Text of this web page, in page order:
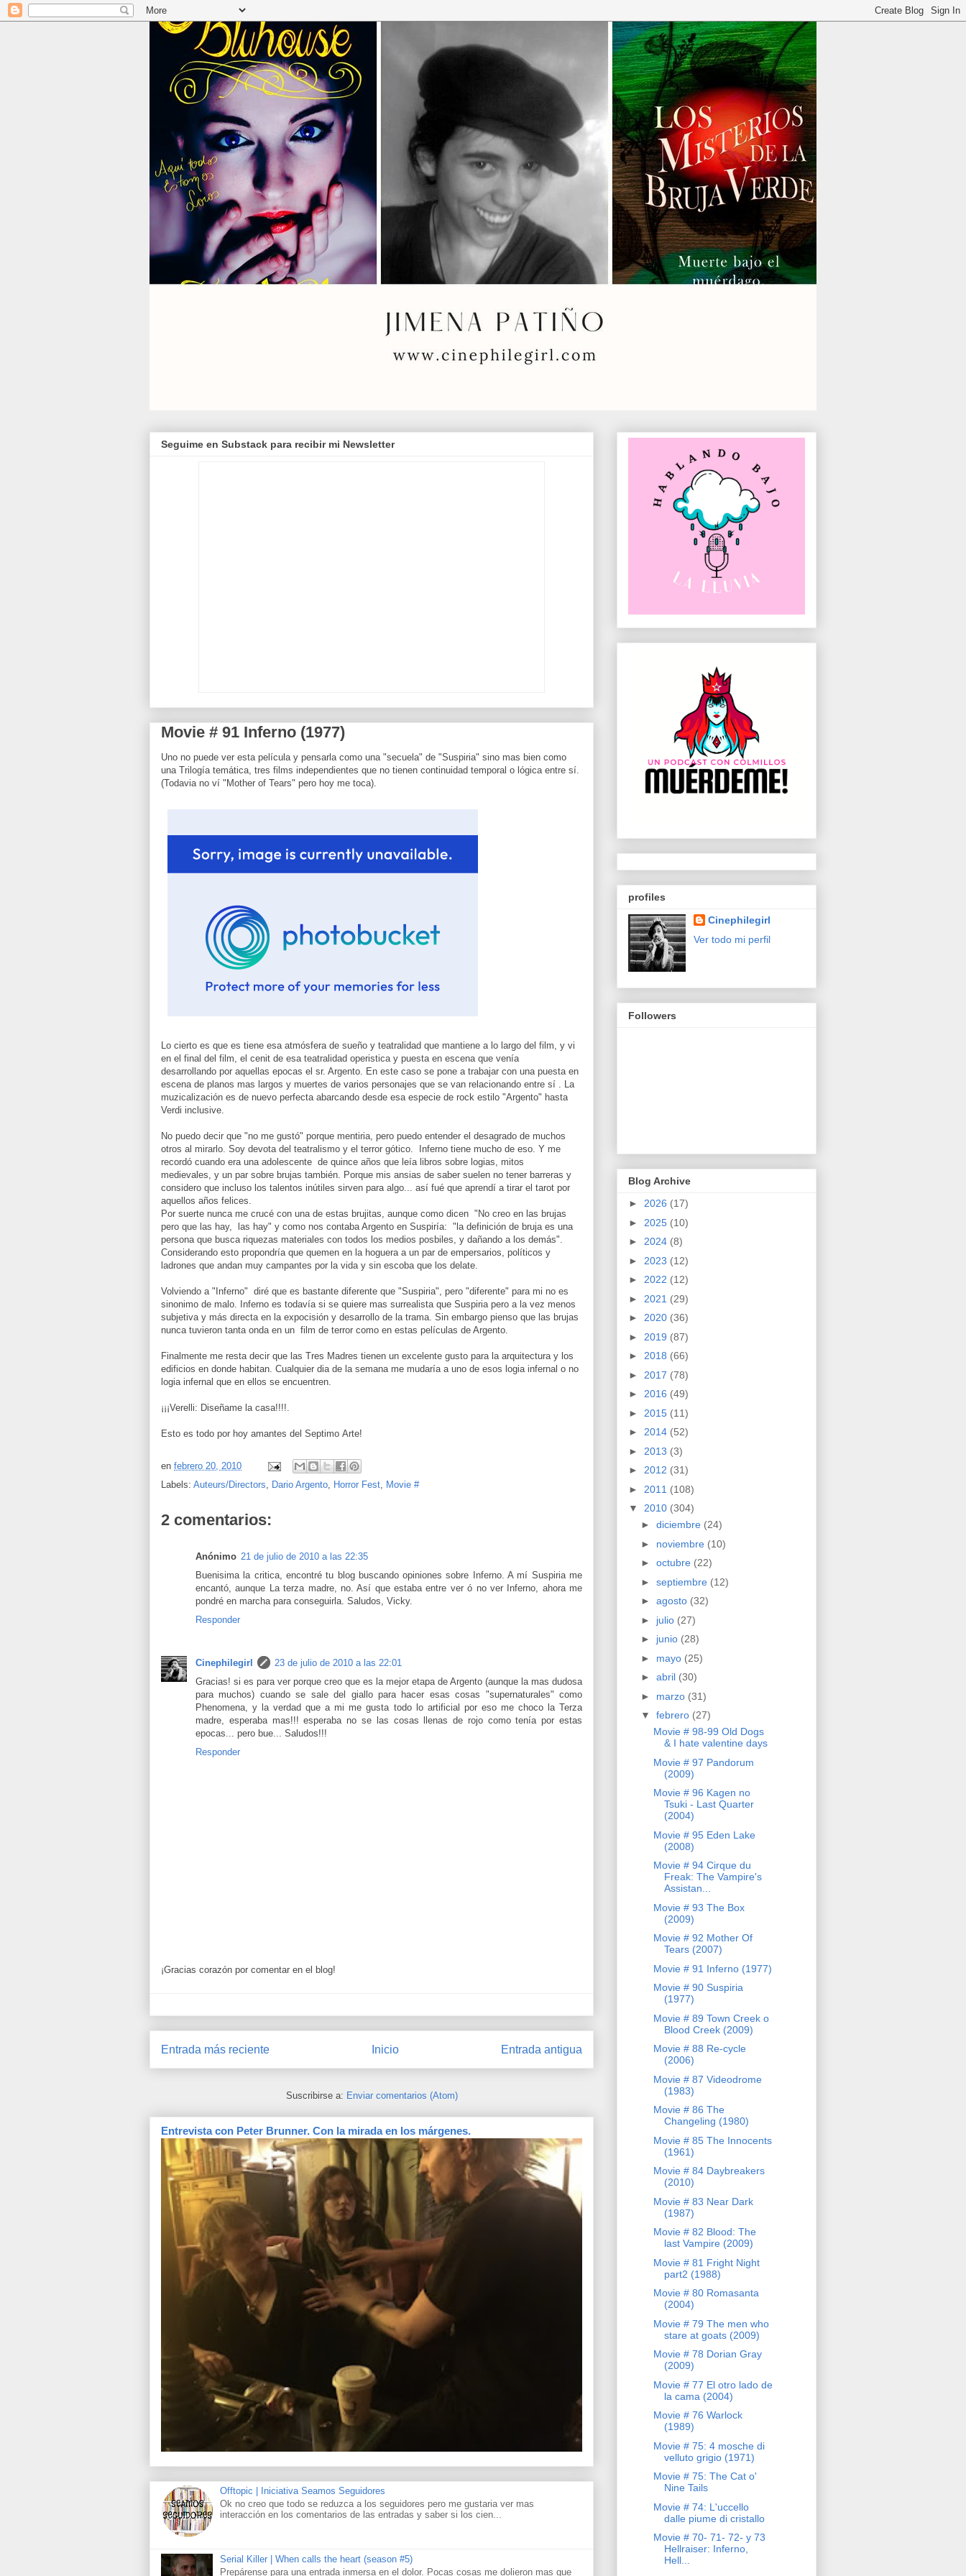
Seguime en Substack para recibir mi Newsletter
Movie # 91 Inferno (1977)
Uno no puede ver esta película y pensarla como una "secuela" de "Suspiria" sino mas bien como
una Trilogía temática, tres films independientes que no tienen continuidad temporal o lógica entre sí.
(Todavia no ví "Mother of Tears" pero hoy me toca).
Lo cierto es que es tiene esa atmósfera de sueño y teatralidad que mantiene a lo largo del film, y vi
en el final del film, el cenit de esa teatralidad operistica y puesta en escena que venía
desarrollando por aquellas epocas el sr. Argento. En este caso se pone a trabajar con una puesta en
escena de planos mas largos y muertes de varios personajes que se van relacionando entre sí . La
muzicalización es de nuevo perfecta abarcando desde esa especie de rock estilo "Argento" hasta
Verdi inclusive.
No puedo decir que "no me gustó" porque mentiria, pero puedo entender el desagrado de muchos
otros al mirarlo. Soy devota del teatralismo y el terror gótico. Inferno tiene mucho de eso. Y me
recordó cuando era una adolescente de quince años que leía libros sobre logias, mitos
medievales, y un par sobre brujas también. Porque mis ansias de saber suelen no tener barreras y
considero que incluso los talentos inútiles sirven para algo... así fué que aprendí a tirar el tarot por
aquellos años felices.
Por suerte nunca me crucé con una de estas brujitas, aunque como dicen "No creo en las brujas
pero que las hay, las hay" y como nos contaba Argento en Suspiría: "la definición de bruja es una
persona que busca riquezas materiales con todos los medios posbiles, y dañando a los demás".
Considerando esto propondría que quemen en la hoguera a un par de empersarios, políticos y
ladrones que andan muy campantes por la vida y sin escoba que los delate.
Volviendo a "Inferno" diré que es bastante diferente que "Suspiria", pero "diferente" para mi no es
sinonimo de malo. Inferno es todavía si se quiere mas surrealista que Suspiria pero a la vez menos
subjetiva y más directa en la expocisión y desarrollo de la trama. Sin embargo pienso que las brujas
nunca tuvieron tanta onda en un film de terror como en estas películas de Argento.
Finalmente me resta decir que las Tres Madres tienen un excelente gusto para la arquitectura y los
edificios en donde habitan. Cualquier dia de la semana me mudaría a uno de esos logia infernal o no
logia infernal que en ellos se encuentren.
¡¡¡Verelli: Diseñame la casa!!!!.
Esto es todo por hoy amantes del Septimo Arte!
en febrero 20, 2010
Labels: Auteurs/Directors, Dario Argento, Horror Fest, Movie #
2 comentarios:
Anónimo 21 de julio de 2010 a las 22:35
Buenisima la critica, encontré tu blog buscando opiniones sobre Inferno. A mí Suspiria me
encantó, aunque La terza madre, no. Así que estaba entre ver ó no ver Inferno, ahora me
pondré en marcha para conseguirla. Saludos, Vicky.
Responder
Cinephilegirl
23 de julio de 2010 a las 22:01
Gracias! si es para ver porque creo que es la mejor etapa de Argento (aunque la mas dudosa
para muchos) cuando se sale del giallo para hacer esas cosas "supernaturales" como
Phenomena, y la verdad que a mi me gusta todo lo artificial por eso me choco la Terza
madre, esperaba mas!!! esperaba no se las cosas llenas de rojo como tenía por estas
epocas... pero bue... Saludos!!!
Responder
¡Gracias corazón por comentar en el blog!
Entrada más reciente Entrada antigua
Inicio
Suscribirse a: Enviar comentarios (Atom)
Entrevista con Peter Brunner. Con la mirada en los márgenes.
Offtopic | Iniciativa Seamos Seguidores
Ok no creo que todo se reduzca a los seguidores pero me gustaria ver mas
interacción en los comentarios de las entradas y saber si los cien...
Serial Killer | When calls the heart (season #5)
Prepárense para una entrada inmersa en el dolor. Pocas cosas me dolieron mas que
profiles
Cinephilegirl
Ver todo mi perfil
Followers
Blog Archive
► 2026 (17)
► 2025 (10)
► 2024 (8)
► 2023 (12)
► 2022 (12)
► 2021 (29)
► 2020 (36)
► 2019 (87)
► 2018 (66)
► 2017 (78)
► 2016 (49)
► 2015 (11)
► 2014 (52)
► 2013 (3)
► 2012 (31)
► 2011 (108)
▼ 2010 (304)
► diciembre (24)
► noviembre (10)
► octubre (22)
► septiembre (12)
► agosto (32)
► julio (27)
► junio (28)
► mayo (25)
► abril (30)
► marzo (31)
▼ febrero (27)
Movie # 98-99 Old Dogs
& I hate valentine days
Movie # 97 Pandorum
(2009)
Movie # 96 Kagen no
Tsuki - Last Quarter
(2004)
Movie # 95 Eden Lake
(2008)
Movie # 94 Cirque du
Freak: The Vampire's
Assistan...
Movie # 93 The Box
(2009)
Movie # 92 Mother Of
Tears (2007)
Movie # 91 Inferno (1977)
Movie # 90 Suspiria
(1977)
Movie # 89 Town Creek o
Blood Creek (2009)
Movie # 88 Re-cycle
(2006)
Movie # 87 Videodrome
(1983)
Movie # 86 The
Changeling (1980)
Movie # 85 The Innocents
(1961)
Movie # 84 Daybreakers
(2010)
Movie # 83 Near Dark
(1987)
Movie # 82 Blood: The
last Vampire (2009)
Movie # 81 Fright Night
part2 (1988)
Movie # 80 Romasanta
(2004)
Movie # 79 The men who
stare at goats (2009)
Movie # 78 Dorian Gray
(2009)
Movie # 77 El otro lado de
la cama (2004)
Movie # 76 Warlock
(1989)
Movie # 75: 4 mosche di
velluto grigio (1971)
Movie # 75: The Cat o'
Nine Tails
Movie # 74: L'uccello
dalle piume di cristallo
Movie # 70- 71- 72- y 73
Hellraiser: Inferno,
Hell...